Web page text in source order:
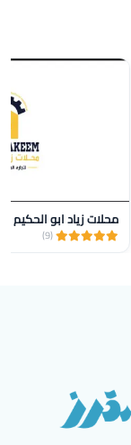
محلات زياد ابو الحكيم
(9)